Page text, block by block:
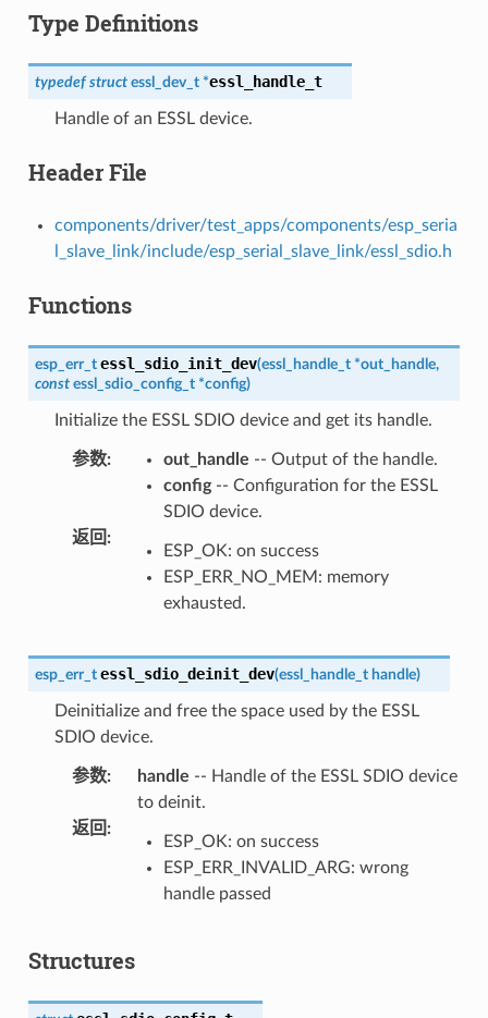
Type Definitions
typedef struct essl_dev_t *essl_handle_t
Handle of an ESSL device.
Header File
components/driver/test_apps/components/esp_seria
l_slave_link/include/esp_serial_slave_link/essl_sdio.h
Functions
esp_err_t essl_sdio_init_dev(essl_handle_t *out_handle,
const essl_sdio_config_t *config)
Initialize the ESSL SDIO device and get its handle.
参数: out_handle -- Output of the handle.
config-- Configuration for the ESSL
SDIO device.
返回 :
ESP_OK: on success
ESP_ERR_NO_MEM: memory
exhausted.
esp_err_t essl_sdio_deinit_dev(essl_handle_t handle)
Deinitialize and free the space used by the ESSL
SDIO device.
参数: handle -- Handle of the ESSL SDIO device
to deinit.
返回 :
ESP_OK: on success
ESP_ERR_INVALID_ARG: wrong
handle passed
Structures